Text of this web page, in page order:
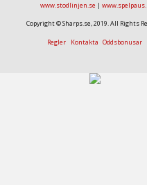
www.stodlinjen.se |
Copyright © Sharps.se, 2019. All Rights
Regler Kontakta Oddsbonusar